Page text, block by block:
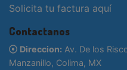
Solicita tu factura aquí
Contactanos
Direccion: Av. De los
Manzanillo, Colima, MX